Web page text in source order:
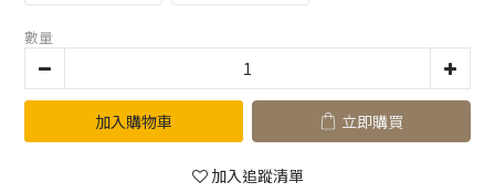
數量
加入購物車 立即購買
加入追蹤清單